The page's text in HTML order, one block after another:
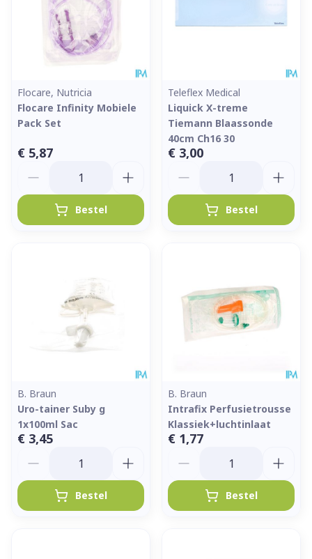
Flocare, Nutricia
Flocare Infinity Mobiele
Pack Set
€ 5,87
Bestel
Teleflex Medical
Liquick X-treme
Tiemann Blaassonde
40cm Ch16 30
€ 3,00
Bestel
B. Braun
Uro-tainer Suby g
1x100ml Sac
€ 3,45
Bestel
B. Braun
Intrafix Perfusietrousse
Klassiek+luchtinlaat
€ 1,77
Bestel